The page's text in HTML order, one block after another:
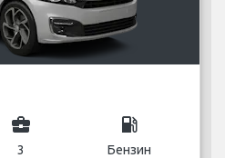
business_center
3
local_gas_station
Бензин